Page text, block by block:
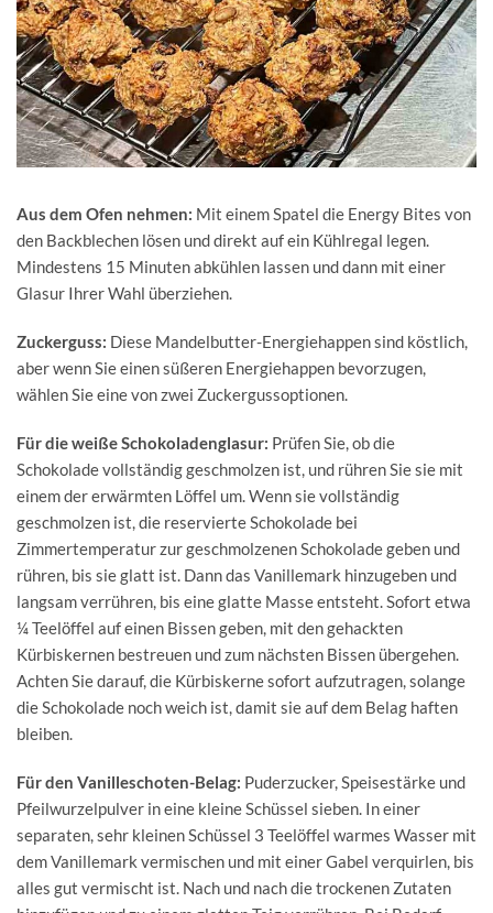
Aus dem Ofen nehmen: Mit einem Spatel die Energy Bites von
den Backblechen lösen und direkt auf ein Kühlregal legen.
Mindestens 15 Minuten abkühlen lassen und dann mit einer
Glasur Ihrer Wahl überziehen.
Zuckerguss: Diese Mandelbutter-Energiehappen sind köstlich,
aber wenn Sie einen süßeren Energiehappen bevorzugen,
wählen Sie eine von zwei Zuckergussoptionen.
Für die weiße Schokoladenglasur: Prüfen Sie, ob die
Schokolade vollständig geschmolzen ist, und rühren Sie sie mit
einem der erwärmten Löffel um. Wenn sie vollständig
geschmolzen ist, die reservierte Schokolade bei
Zimmertemperatur zur geschmolzenen Schokolade geben und
rühren, bis sie glatt ist. Dann das Vanillemark hinzugeben und
langsam verrühren, bis eine glatte Masse entsteht. Sofort etwa
¼ Teelöffel auf einen Bissen geben, mit den gehackten
Kürbiskernen bestreuen und zum nächsten Bissen übergehen.
Achten Sie darauf, die Kürbiskerne sofort aufzutragen, solange
die Schokolade noch weich ist, damit sie auf dem Belag haften
bleiben.
Für den Vanilleschoten-Belag: Puderzucker, Speisestärke und
Pfeilwurzelpulver in eine kleine Schüssel sieben. In einer
separaten, sehr kleinen Schüssel 3 Teelöffel warmes Wasser mit
dem Vanillemark vermischen und mit einer Gabel verquirlen, bis
alles gut vermischt ist. Nach und nach die trockenen Zutaten